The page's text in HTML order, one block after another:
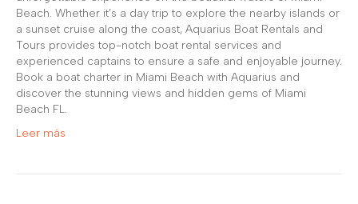
Beach. Whether it’s a day trip to explore the nearby islands or
a sunset cruise along the coast, Aquarius Boat Rentals and
Tours provides top-notch boat rental services and
experienced captains to ensure a safe and enjoyable journey.
Book a boat charter in Miami Beach with Aquarius and
discover the stunning views and hidden gems of Miami
Beach FL.
Leer más